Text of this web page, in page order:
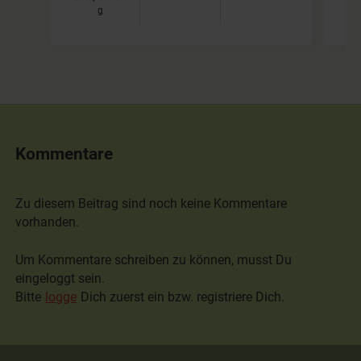
g
Kommentare
Zu diesem Beitrag sind noch keine Kommentare
vorhanden.
Um Kommentare schreiben zu können, musst Du
eingeloggt sein.
Bitte logge Dich zuerst ein bzw. registriere Dich.